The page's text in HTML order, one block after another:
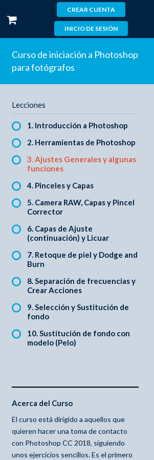
CREAR CUENTA
INICIO DE SESIÓN
Curso de iniciación a Photoshop
para fotógrafos
Lecciones
1. Introducción a Photoshop
2. Herramientas de Photoshop
3. Ajustes Generales y algunas
funciones
4. Pinceles y Capas
5. Camera RAW, Capas y Pincel
Corrector
6. Capas de Ajuste
(continuación) y Licuar
7. Retoque de piel y Dodge and
Burn
8. Separación de frecuencias y
Crear Acciones
9. Selección y Sustitución de
fondo
10. Sustitución de fondo con
modelo (Pelo)
Acerca del Curso
El curso está dirigido a aquellos que
quieren hacer una toma de contacto
con Photoshop CC 2018, siguiendo
unos ejercicios sencillos. Es el primero